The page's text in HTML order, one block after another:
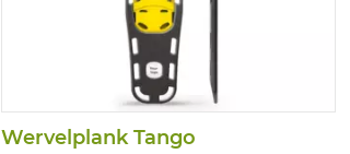
Wervelplank Tango